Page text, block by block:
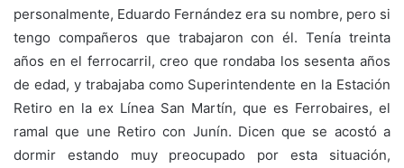
personalmente, Eduardo Fernández era su nombre, pero si
tengo compañeros que trabajaron con él. Tenía treinta
años en el ferrocarril, creo que rondaba los sesenta años
de edad, y trabajaba como Superintendente en la Estación
Retiro en la ex Línea San Martín, que es Ferrobaires, el
ramal que une Retiro con Junín. Dicen que se acostó a
dormir estando muy preocupado por esta situación,